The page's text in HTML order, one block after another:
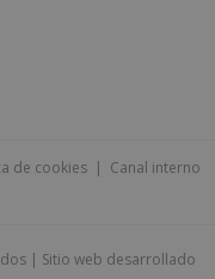
de cookies| Canal interno
| Sitio web desarrollado